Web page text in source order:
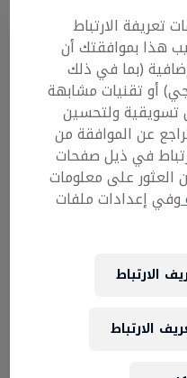
تعريفة الارتباط
هذا بموافقتك أن
(بما في ذلك
أو تقنيات مشابهة
تسويقية ولتحسين
عن الموافقة من
في ذيل صفحات
على معلومات
وفي إعدادات ملفات
الارتباط
الارتباط